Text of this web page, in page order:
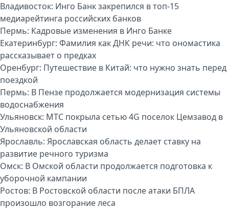
Владивосток: Инго Банк закрепился в топ-15
медиарейтинга российских банков
Пермь: Кадровые изменения в Инго Банке
Екатеринбург: Фамилия как ДНК речи: что ономастика
рассказывает о предках
Оренбург: Путешествие в Китай: что нужно знать перед
поездкой
Пермь: В Пензе продолжается модернизация системы
водоснабжения
Ульяновск: МТС покрыла сетью 4G поселок Цемзавод в
Ульяновской области
Ярославль: Ярославская область делает ставку на
развитие речного туризма
Омск: В Омской области продолжается подготовка к
уборочной кампании
Ростов: В Ростовской области после атаки БПЛА
произошло возгорание леса